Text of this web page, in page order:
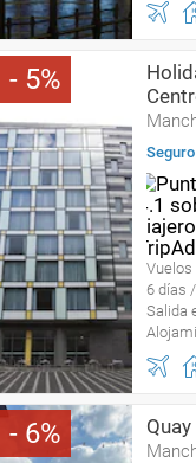
5
Vuelos
6 días
Salida
6